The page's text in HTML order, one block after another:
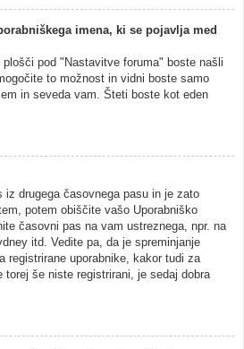
imena, ki se pojavlja med
pod "Nastavitve foruma" boste našli
to možnost in vidni boste samo
in seveda vam. Šteti boste kot eden
iz drugega časovnega pasu in je zato
potem obiščite vašo Uporabniško
časovni pas na vam ustreznega, npr. na
itd. Vedite pa, da je spreminjanje
registrirane uporabnike, kakor tudi za
še niste registrirani, je sedaj dobra